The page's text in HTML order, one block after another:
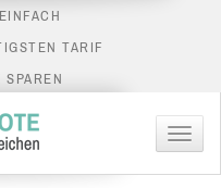
TARIF
Menü